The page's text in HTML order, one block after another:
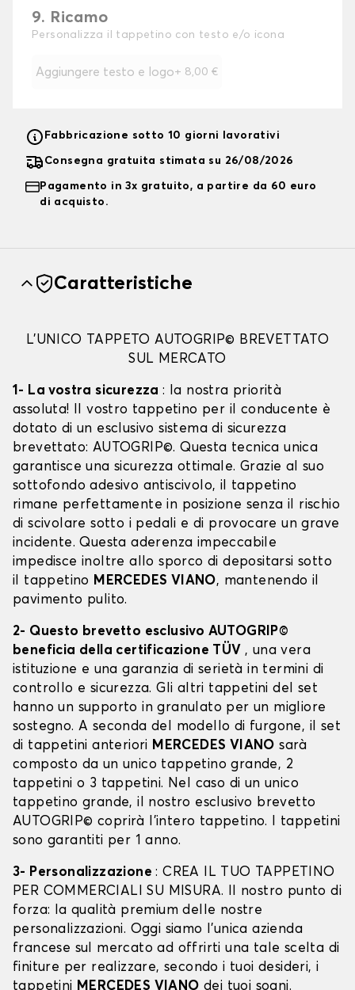
9. Ricamo
Personalizza il tappetino con testo e/o icona
Aggiungere testo e logo+ 8,00 €
Fabbricazione sotto 10 giorni lavorativi
Consegna gratuita stimata su 26/08/2026
Pagamento in 3x gratuito, a partire da 60 euro
di acquisto.
Caratteristiche
L'UNICO TAPPETO AUTOGRIP© BREVETTATO
SUL MERCATO
1- La vostra sicurezza: la nostra priorità
assoluta! Il vostro tappetino per il conducente è
dotato di un esclusivo sistema di sicurezza
brevettato: AUTOGRIP©. Questa tecnica unica
garantisce una sicurezza ottimale. Grazie al suo
sottofondo adesivo antiscivolo, il tappetino
rimane perfettamente in posizione senza il rischio
di scivolare sotto i pedali e di provocare un grave
incidente. Questa aderenza impeccabile
impedisce inoltre allo sporco di depositarsi sotto
il tappetino MERCEDES VIANO, mantenendo il
pavimento pulito.
2- Questo brevetto esclusivo AUTOGRIP©
beneficia della certificazione TÜV , una vera
istituzione e una garanzia di serietà in termini di
controllo e sicurezza. Gli altri tappetini del set
hanno un supporto in granulato per un migliore
sostegno. A seconda del modello di furgone, il set
di tappetini anteriori MERCEDES VIANO sarà
composto da un unico tappetino grande, 2
tappetini o 3 tappetini. Nel caso di un unico
tappetino grande, il nostro esclusivo brevetto
AUTOGRIP© coprirà l'intero tappetino. I tappetini
sono garantiti per 1 anno.
3- Personalizzazione: CREA IL TUO TAPPETINO
PER COMMERCIALI SU MISURA. Il nostro punto di
forza: la qualità premium delle nostre
personalizzazioni. Oggi siamo l’unica azienda
francese sul mercato ad offrirti una tale scelta di
finiture per realizzare, secondo i tuoi desideri, i
tappetini MERCEDES VIANO dei tuoi sogni.